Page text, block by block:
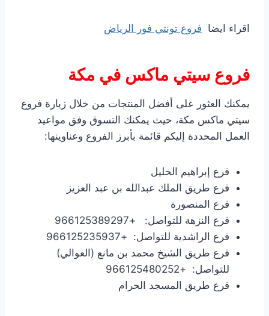
اقراء ايضا فروع تونتي فور الرياض
فروع سيتي ماكس في مكة
يمكنك العثور على أفضل المنتجات من خلال زيارة فروع
سيتي ماكس مكة، حيث يمكنك التسوق وفق مواعيد
العمل المحددة إليكم قائمة بأبرز الفروع وعناوينها:
فرع إبراهيم الخليل
فرع طريق الملك عبدالله بن عبد العزيز
فرع المنصورة
فرع النزهة للتواصل: +966125389297
فرع الراشدية للتواصل: +966125235937
فرع طريق الشيخ محمد بن مانع (العوالي)
للتواصل: +966125480252
فرع طريق المسجد الحرام